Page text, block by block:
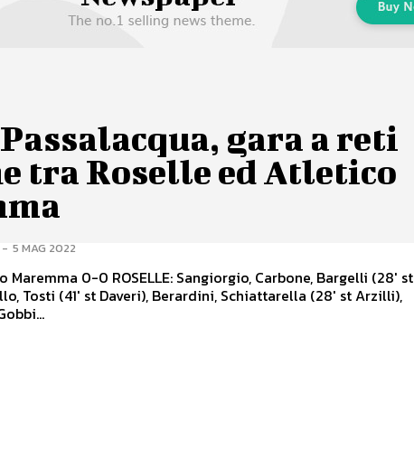
gara a reti
tra Roselle ed Atletico
- 5 MAG 2022
Maremma 0-0 ROSELLE: Sangiorgio, Carbone, Bargelli (28' st
Tosti (41' st Daveri), Berardini, Schiattarella (28' st Arzilli),